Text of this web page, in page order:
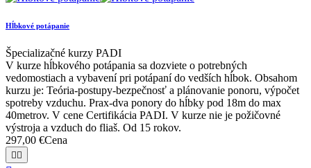
Hĺbkové potápanie
Špecializačné kurzy PADI
V kurze hĺbkového potápania sa dozviete o potrebných
vedomostiach a vybavení pri potápaní do vedších hĺbok. Obsahom
kurzu je: Teória-postupy-bezpečnosť a plánovanie ponoru, výpočet
spotreby vzduchu. Prax-dva ponory do hĺbky pod 18m do max
40metrov. V cene Certifikácia PADI. V kurze nie je požičovné
výstroja a vzduch do fliaš. Od 15 rokov.
297,00 €Cena
 